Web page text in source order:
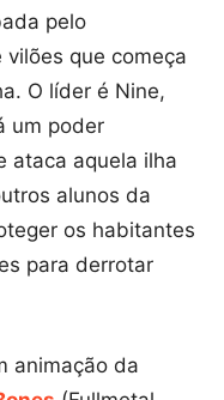
pelo
que começa
O líder é Nine,
um poder
ataca aquela ilha
alunos da
os habitantes
para derrotar
animação da